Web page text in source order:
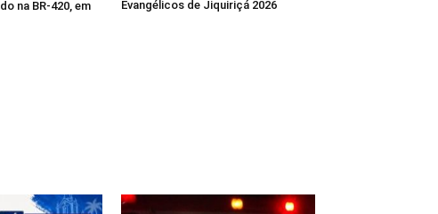
na BR-420, em
Evangélicos de Jiquiriçá 2026